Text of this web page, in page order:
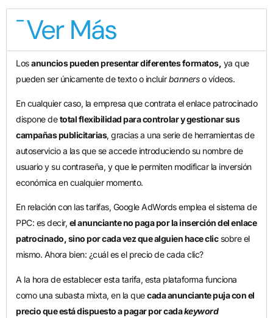
Ver Más
Losanuncios pueden presentar diferentes formatos, ya que
pueden ser únicamente de texto o incluirbannerso vídeos.
En cualquier caso, la empresa que contrata el enlace patrocinado
dispone detotal flexibilidad para controlar y gestionar sus
campañas publicitarias, gracias a una serie de herramientas de
autoservicio a las que se accede introduciendo su nombre de
usuario y su contraseña, y que le permiten modificar la inversión
económica en cualquier momento.
En relación con las tarifas, Google AdWords emplea el sistema de
PPC: es decir, el anunciante no paga por la inserción del enlace
patrocinado, sino por cada vez que alguien hace clicsobre el
mismo. Ahora bien: ¿cuál es el precio de cada clic?
A la hora de establecer esta tarifa, esta plataforma funciona
como una subasta mixta, en la quecada anunciante puja con el
precio que está dispuesto a pagar por cadakeyword